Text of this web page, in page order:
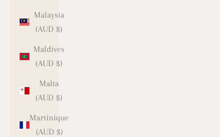
Malaysia
(AUD $)
Maldives
(AUD $)
Malta
(AUD $)
Martinique
(AUD $)